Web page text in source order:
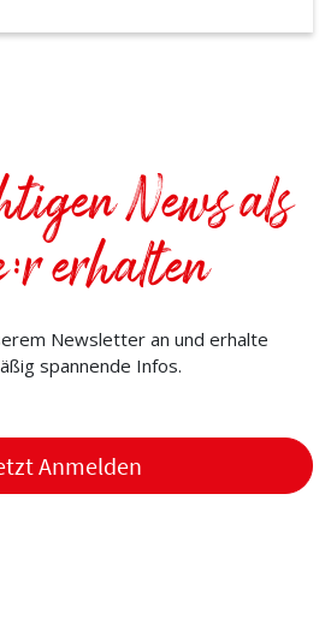
News als
erhalten
Newsletter an und erhalte
spannende Infos.
Anmelden